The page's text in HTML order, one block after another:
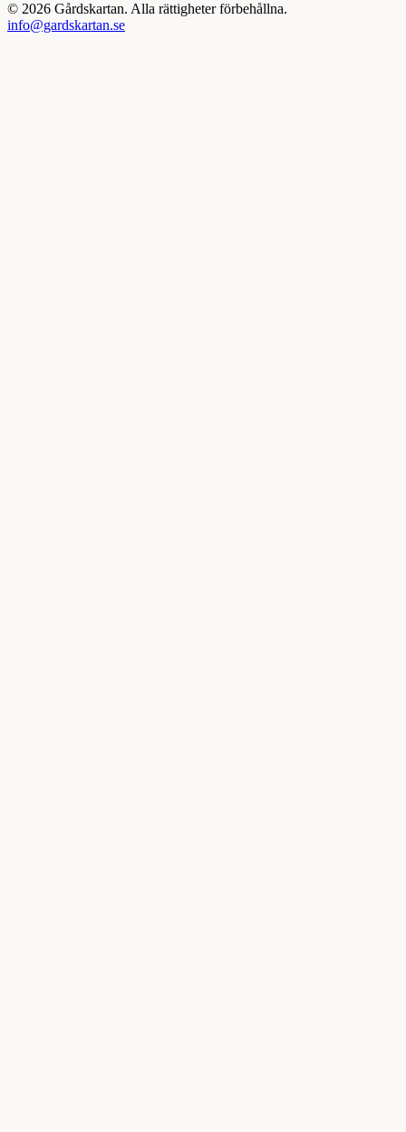
© 2026 Gårdskartan. Alla rättigheter förbehållna.
info@gardskartan.se